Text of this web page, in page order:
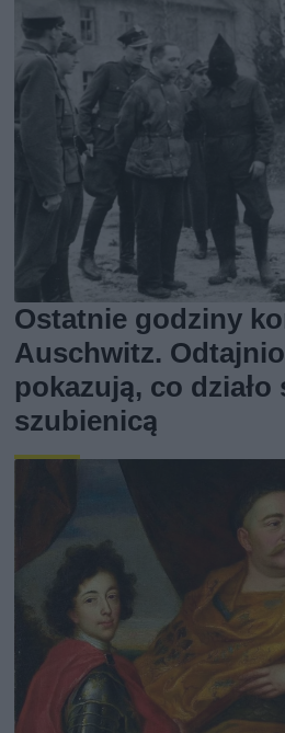
Ostatnie godziny
Auschwitz.
pokazują, co działo
szubienicą